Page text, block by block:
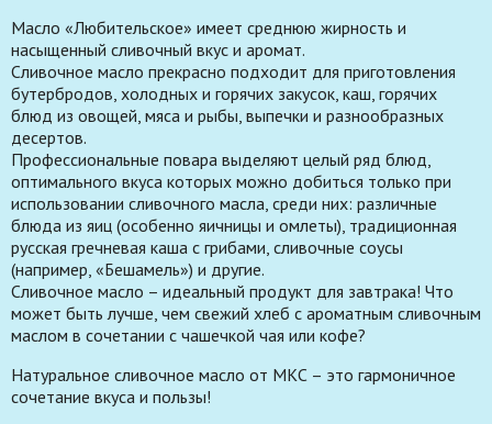
Масло «Любительское» имеет среднюю жирность и
насыщенный сливочный вкус и аромат.
Сливочное масло прекрасно подходит для приготовления
бутербродов, холодных и горячих закусок, каш, горячих
блюд из овощей, мяса и рыбы, выпечки и разнообразных
десертов.
Профессиональные повара выделяют целый ряд блюд,
оптимального вкуса которых можно добиться только при
использовании сливочного масла, среди них: различные
блюда из яиц (особенно яичницы и омлеты), традиционная
русская гречневая каша с грибами, сливочные соусы
(например, «Бешамель») и другие.
Сливочное масло – идеальный продукт для завтрака! Что
может быть лучше, чем свежий хлеб с ароматным сливочным
маслом в сочетании с чашечкой чая или кофе?
Натуральное сливочное масло от МКС – это гармоничное
сочетание вкуса и пользы!